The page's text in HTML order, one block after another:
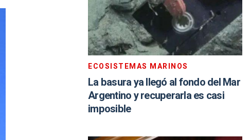
ECOSISTEMAS MARINOS
La basura ya llegó al fondo del Mar
Argentino y recuperarla es casi
imposible